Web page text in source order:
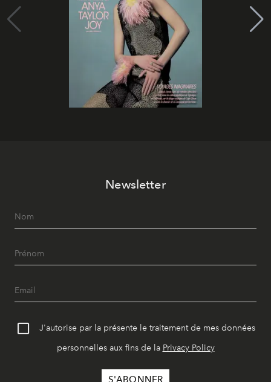
Newsletter
J'autorise par la présente le traitement de mes données
personnelles aux fins de la Privacy Policy